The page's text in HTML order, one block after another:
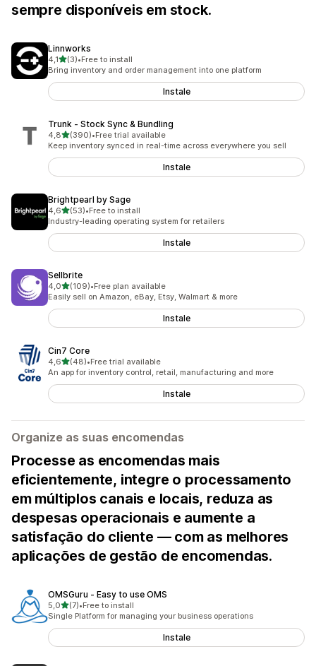
sempre disponíveis em stock.
Linnworks
4,1de 5 estrelas
(3)
3 total de avaliações
•Free to install
Bring inventory and order management into one platform
Instale
Trunk ‑ Stock Sync & Bundling
4,8de 5 estrelas
(390)
390 total de avaliações
•Free trial available
Keep inventory synced in real-time across everywhere you sell
Instale
Brightpearl by Sage
4,6de 5 estrelas
(53)
53 total de avaliações
•Free to install
Industry-leading operating system for retailers
Instale
Sellbrite
4,0de 5 estrelas
(109)
109 total de avaliações
•Free plan available
Easily sell on Amazon, eBay, Etsy, Walmart & more
Instale
Cin7 Core
4,6de 5 estrelas
(48)
48 total de avaliações
•Free trial available
An app for inventory control, retail, manufacturing and more
Instale
Organize as suas encomendas
Processe as encomendas mais
eficientemente, integre o processamento
em múltiplos canais e locais, reduza as
despesas operacionais e aumente a
satisfação do cliente — com as melhores
aplicações de gestão de encomendas.
OMSGuru ‑ Easy to use OMS
5,0de 5 estrelas
(7)
7 total de avaliações
•Free to install
Single Platform for managing your business operations
Instale